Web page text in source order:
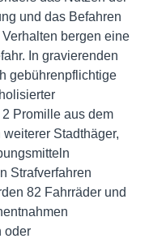
und das Befahren
bergen eine
In gravierenden
gebührenpflichtige
Promille aus dem
Stadthäger,
Strafverfahren
82 Fahrräder und
oder